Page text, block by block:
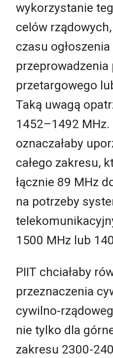
wykorzystanie
celów
czasu ogłoszenia
przetargowego
Taką uwagą
1452–1492 MHz.
oznaczałaby
całego zakresu,
łącznie 89 MHz
na potrzeby
1500 MHz lub
PIIT chciałaby
przeznaczenia
cywilno-
nie tylko dla
zakresu 2300-